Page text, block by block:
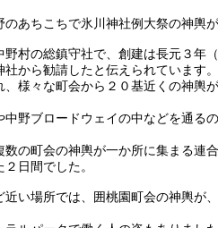
のあちこちで氷川神社例大祭の神輿
村の総鎮守社で、創建は長元３年
から勧請したと伝えられています。
様々な町会から２０基近くの神輿
野ブロードウェイの中などを通る
数の町会の神輿が一か所に集まる連
日間でした。
い場所では、囲桃園町会の神輿が